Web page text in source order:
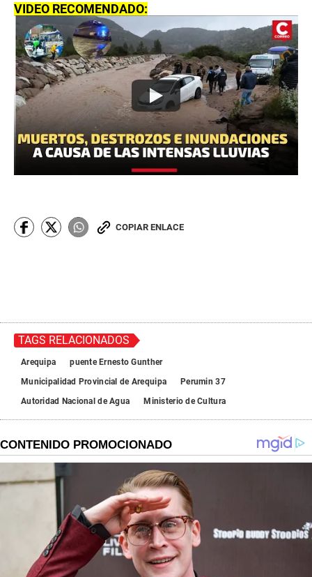
VIDEO RECOMENDADO:
COPIAR ENLACE
TAGS RELACIONADOS
Arequipa
puente Ernesto Gunther
Municipalidad Provincial de Arequipa
Perumin 37
Autoridad Nacional de Agua
Ministerio de Cultura